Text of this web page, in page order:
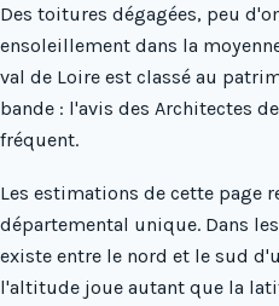
Des toitures dégagées, peu
ensoleillement dans la
val de Loire est classé au
bande : l'avis des Architectes
fréquent.
Les estimations de cette page
départemental unique. Dans
existe entre le nord et le sud
l'altitude joue autant que la